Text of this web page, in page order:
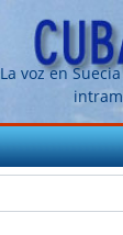
La voz en